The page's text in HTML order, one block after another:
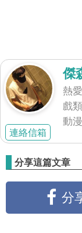
連絡信箱
傑
熱
戲
動
分享這篇文章
分